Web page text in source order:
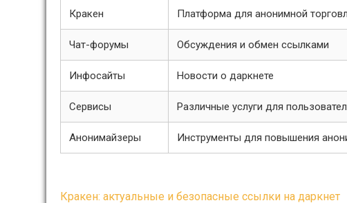
Кракен Платформа для анонимной
Чат-форумы Обсуждения и обмен ссылками
Инфосайты Новости о даркнете
Сервисы Различные услуги для
Анонимайзеры Инструменты для повышения
Post
Кракен: актуальные и безопасные ссылки на даркнет